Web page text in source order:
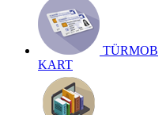
TÜRMOB
KART